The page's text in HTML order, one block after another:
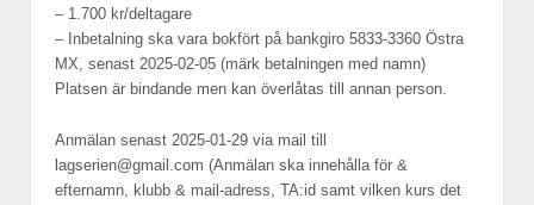
– 1.700 kr/deltagare
– Inbetalning ska vara bokfört på bankgiro 5833-3360 Östra
MX, senast 2025-02-05 (märk betalningen med namn)
Platsen är bindande men kan överlåtas till annan person.
Anmälan senast 2025-01-29 via mail till
lagserien@gmail.com (Anmälan ska innehålla för &
efternamn, klubb & mail-adress, TA:id samt vilken kurs det